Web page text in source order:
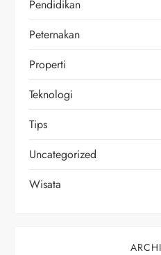
Pendidikan
Peternakan
Properti
Teknologi
Tips
Uncategorized
Wisata